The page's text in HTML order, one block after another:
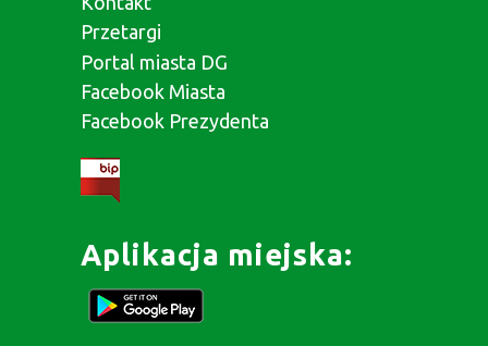
Przetargi
Portal miasta DG
Facebook Miasta
Facebook Prezydenta
Aplikacja miejska: